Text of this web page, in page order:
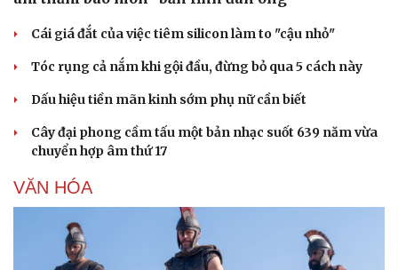
Cái giá đắt của việc tiêm silicon làm to "cậu nhỏ"
Tóc rụng cả nắm khi gội đầu, đừng bỏ qua 5 cách này
Dấu hiệu tiền mãn kinh sớm phụ nữ cần biết
Cây đại phong cầm tấu một bản nhạc suốt 639 năm vừa
chuyển hợp âm thứ 17
VĂN HÓA